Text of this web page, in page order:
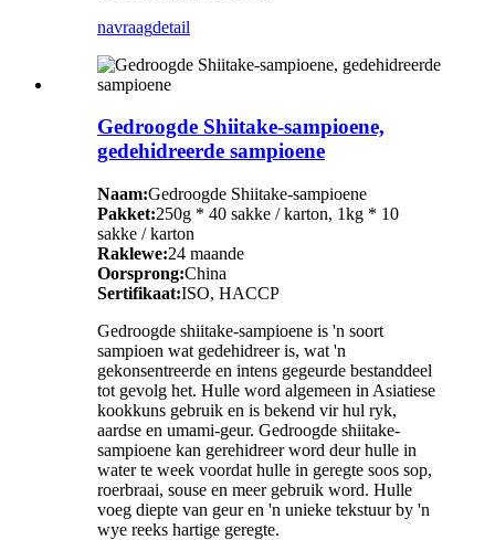
navraagdetail
Gedroogde Shiitake-sampioene,
gedehidreerde sampioene
Naam:Gedroogde Shiitake-sampioene
Pakket:250g * 40 sakke / karton, 1kg * 10
sakke / karton
Raklewe:24 maande
Oorsprong:China
Sertifikaat:ISO, HACCP
Gedroogde shiitake-sampioene is 'n soort
sampioen wat gedehidreer is, wat 'n
gekonsentreerde en intens gegeurde bestanddeel
tot gevolg het. Hulle word algemeen in Asiatiese
kookkuns gebruik en is bekend vir hul ryk,
aardse en umami-geur. Gedroogde shiitake-
sampioene kan gerehidreer word deur hulle in
water te week voordat hulle in geregte soos sop,
roerbraai, souse en meer gebruik word. Hulle
voeg diepte van geur en 'n unieke tekstuur by 'n
wye reeks hartige geregte.